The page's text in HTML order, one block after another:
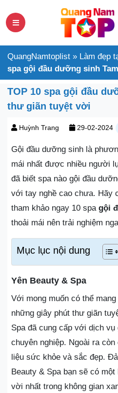
QuangNamtoplist » Làm đẹp
spa gội đầu dưỡng sinh
TOP 10 spa gội đầu
thư giãn tuyệt vời
Huỳnh Trang 29-02-2024
Gội đầu dưỡng sinh là
mái nhất được nhiều người
đã biết spa nào gội đầu
với tay nghề cao chưa. Hãy
tham khảo ngay 10 spa gội
thoải mái nên trải nghiệm
Mục lục nội dung
Yên Beauty & Spa
Với mong muốn có thể
những giây phút thư giãn
Spa đã cung cấp với dịch
chuyên nghiệp. Ngoài ra
liệu sức khỏe và sắc đẹp.
Beauty & Spa bạn sẽ có
vời nhất trong không gian